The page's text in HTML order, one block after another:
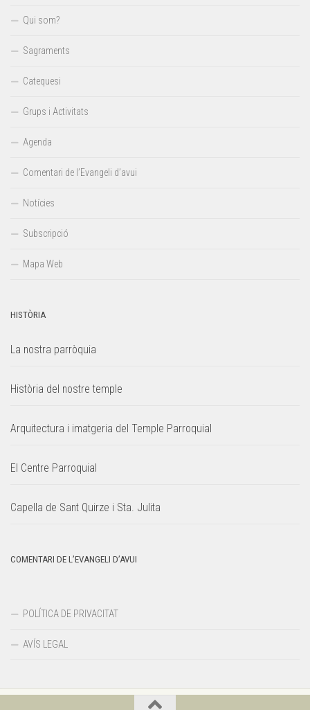
Qui som?
Sagraments
Catequesi
Grups i Activitats
Agenda
Comentari de l’Evangeli d’avui
Notícies
Subscripció
Mapa Web
HISTÒRIA
La nostra parròquia
Història del nostre temple
Arquitectura i imatgeria del Temple Parroquial
El Centre Parroquial
Capella de Sant Quirze i Sta. Julita
COMENTARI DE L’EVANGELI D’AVUI
POLÍTICA DE PRIVACITAT
AVÍS LEGAL